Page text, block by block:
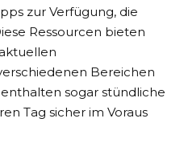
zur Verfügung, die
Ressourcen bieten
Bereichen
sogar stündliche
Tag sicher im Voraus